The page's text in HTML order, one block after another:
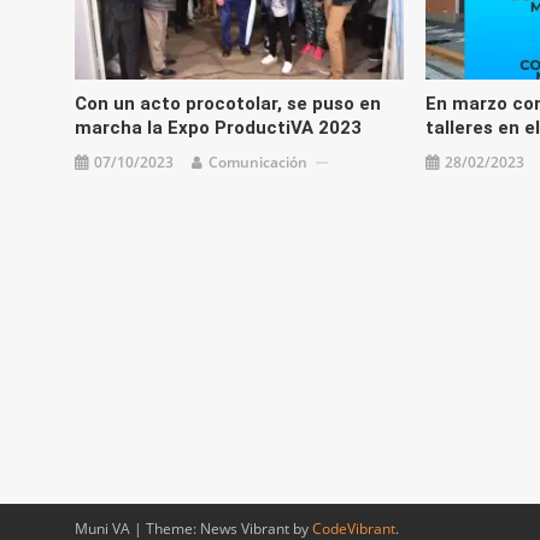
Con un acto procotolar, se puso en
marcha la Expo ProductiVA 2023
07/10/2023 Comunicación
En marzo
talleres en el
28/02/2023
Muni VA | Theme: News Vibrant byCodeVibrant.